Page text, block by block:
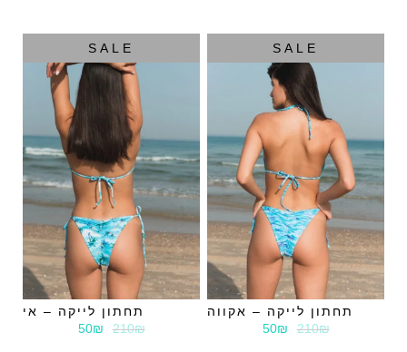
SALE
תחתון לייקה – אקווה
210₪
50₪
SALE
תחתון לייקה – אי
210₪
50₪